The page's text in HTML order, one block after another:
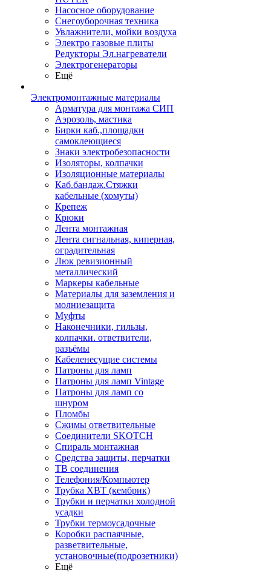
Насосное оборудование
Снегоуборочная техника
Увлажнители, мойки воздуха
Электро газовые плиты
Редукторы Эл.нагреватели
Электрогенераторы
Ещё
Электромонтажные материалы
Арматура для монтажа СИП
Аэрозоль, мастика
Бирки каб.,площадки
самоклеющиеся
Знаки электробезопасности
Изоляторы, колпачки
Изоляционные материалы
Каб.бандаж.Стяжки
кабельные (хомуты)
Крепеж
Крюки
Лента монтажная
Лента сигнальная, киперная,
оградительная
Люк ревизионный
металлический
Маркеры кабельные
Материалы для заземления и
молниезащита
Муфты
Наконечники, гильзы,
колпачки. ответвители,
разъёмы
Кабеленесущие системы
Патроны для ламп
Патроны для ламп Vintage
Патроны для ламп со
шнуром
Пломбы
Сжимы ответвительные
Соединители SKOTCH
Спираль монтажная
Средства защиты, перчатки
ТВ соединения
Телефония/Компьютер
Трубка ХВТ (кембрик)
Трубки и перчатки холодной
усадки
Трубки термоусадочные
Коробки распаячные,
разветвительные,
установочные(подрозетники)
Ещё